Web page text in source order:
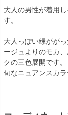
大人の男性が着用
す。
大人っぽい緑がが
ージュよりのモカ
クの三色展開です。
旬なニュアンスカラ